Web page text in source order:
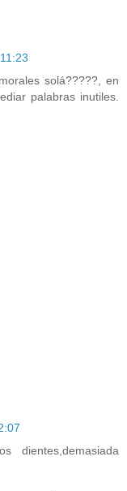
solá?????, en
palabras inutiles.
dientes,demasiada